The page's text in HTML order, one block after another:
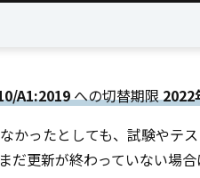
A1:2019への切替期限2022
かったとしても、試験やテ
だ更新が終わっていない場